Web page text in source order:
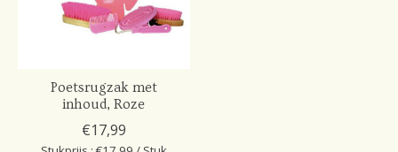
Poetsrugzak met
inhoud, Roze
€17,99